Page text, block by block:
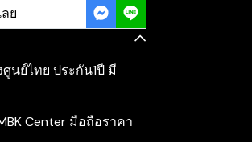
ย
ศูนย์ไทย ประกัน1ปี มี
Center มือถือราคา